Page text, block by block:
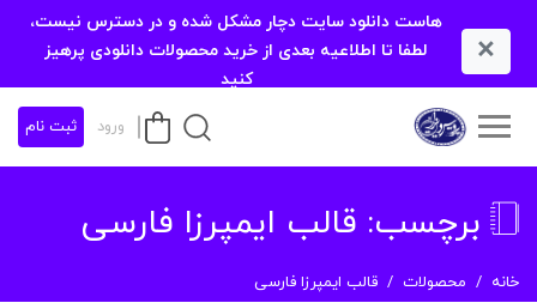
×
هاست دانلود سایت دچار مشکل شده و در دسترس نیست،
لطفا تا اطلاعیه بعدی از خرید محصولات دانلودی پرهیز
کنید
ورود ثبت نام
برچسب: قالب ایمپرزا فارسی
خانه محصولات قالب ایمپرزا فارسی